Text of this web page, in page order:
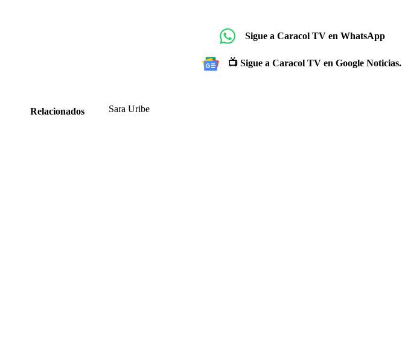
Sigue a Caracol TV en WhatsApp
📺 Sigue a Caracol TV en Google Noticias.
Relacionados Sara Uribe